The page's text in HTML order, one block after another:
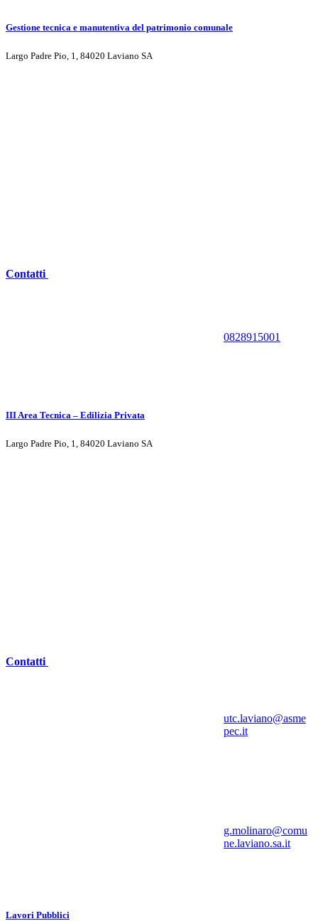
Gestione tecnica e manutentiva del patrimonio comunale
Largo Padre Pio, 1, 84020 Laviano SA
Contatti
0828915001
III Area Tecnica – Edilizia Privata
Largo Padre Pio, 1, 84020 Laviano SA
Contatti
utc.laviano@asme
pec.it
g.molinaro@comu
ne.laviano.sa.it
Lavori Pubblici